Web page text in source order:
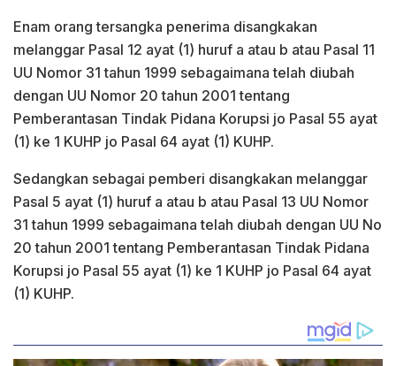
Enam orang tersangka penerima disangkakan
melanggar Pasal 12 ayat (1) huruf a atau b atau Pasal 11
UU Nomor 31 tahun 1999 sebagaimana telah diubah
dengan UU Nomor 20 tahun 2001 tentang
Pemberantasan Tindak Pidana Korupsi jo Pasal 55 ayat
(1) ke 1 KUHP jo Pasal 64 ayat (1) KUHP.
Sedangkan sebagai pemberi disangkakan melanggar
Pasal 5 ayat (1) huruf a atau b atau Pasal 13 UU Nomor
31 tahun 1999 sebagaimana telah diubah dengan UU No
20 tahun 2001 tentang Pemberantasan Tindak Pidana
Korupsi jo Pasal 55 ayat (1) ke 1 KUHP jo Pasal 64 ayat
(1) KUHP.